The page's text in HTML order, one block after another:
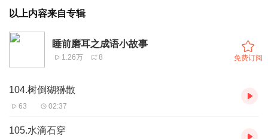
以上内容来自专辑
睡前磨耳之成语小故事
1.26万 8 免费订阅
104.树倒猢狲散
63 02:37
105.水滴石穿